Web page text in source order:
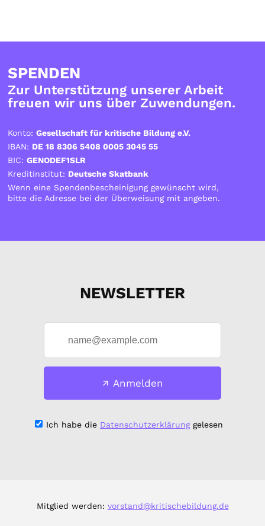
SPENDEN
Zur Unterstützung unserer Arbeit
freuen wir uns über Zuwendungen.
Konto:Gesellschaft für kritische Bildung e.V.
IBAN: DE 18 8306 5408 0005 3045 55
BIC:GENODEF1SLR
Kreditinstitut: Deutsche Skatbank
Wenn eine Spendenbescheinigung gewünscht wird,
bitte die Adresse bei der Überweisung mit angeben.
NEWSLETTER
Anmelden
Ich habe die Datenschutzerklärunggelesen
Mitglied werden: vorstand@kritischebildung.de